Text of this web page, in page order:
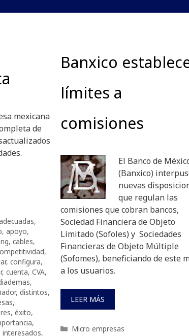
mexicana
de
,
, apoyo,
, cables,
,
, configura,
, cuenta, CVA,
,
, distintos,
,
, éxito,
,
interesados,
Banxico
límites a
comisiones
El Banco de
(Banxico)
nuevas
que regulan las
comisiones que cobran bancos,
Sociedad Financiera de Objeto
Limitado (Sofoles) y Sociedades
Financieras de Objeto Múltiple
(Sofomes), beneficiando de este
a los usuarios.
LEER MÁS
Categorías
Micro empresas